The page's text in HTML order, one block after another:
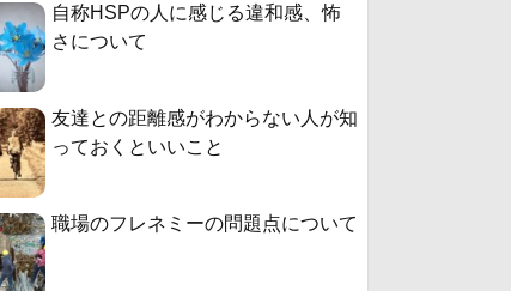
自称HSPの人に感じる違和感、怖
さについて
友達との距離感がわからない人が知
っておくといいこと
職場のフレネミーの問題点について